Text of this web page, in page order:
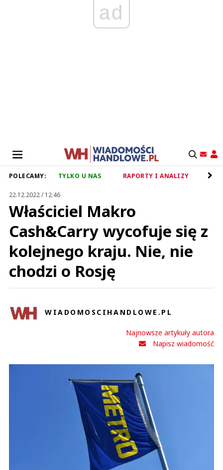
ad
POLECAMY: TYLKO U NAS RAPORTY I ANALIZY
22.12.2022 / 12:46
Właściciel Makro
Cash&Carry wycofuje się z
kolejnego kraju. Nie, nie
chodzi o Rosję
WIADOMOSCIHANDLOWE.PL
Najnowsze artykuły autora
Napisz wiadomość